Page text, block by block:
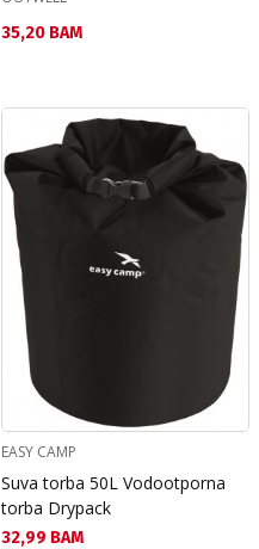
Текуща цена:
35,20 BAM
EASY CAMP
Suva torba 50L Vodootporna
torba Drypack
Текуща цена:
32,99 BAM